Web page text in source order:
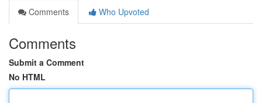
Comments
Who Upvoted
Comments
Submit a Comment
No HTML